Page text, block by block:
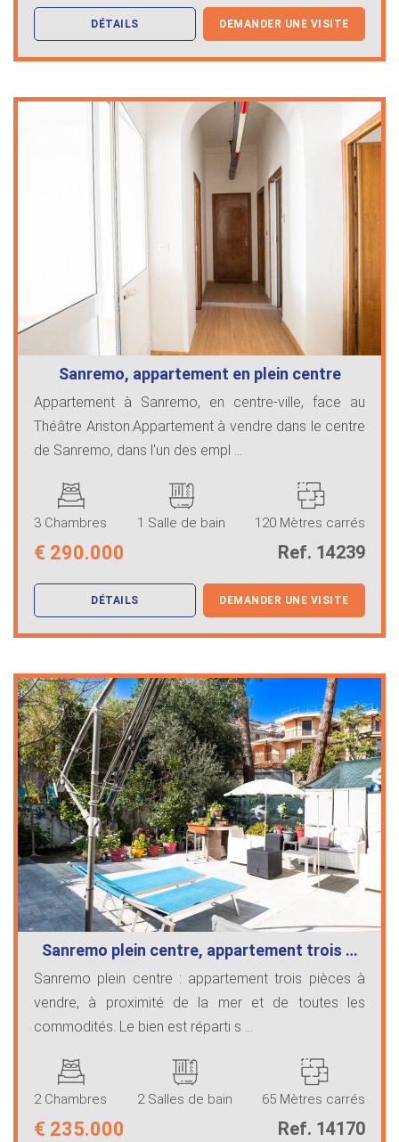
DÉTAILS DEMANDER UNE VISITE
Sanremo, appartement en plein centre
Appartement à Sanremo, en centre-ville, face au
Théâtre Ariston.Appartement à vendre dans le centre
de Sanremo, dans l'un des empl ...
3 Chambres 1 Salle de bain 120 Mètres carrés
€ 290.000 Ref. 14239
DÉTAILS DEMANDER UNE VISITE
Sanremo plein centre, appartement trois …
Sanremo plein centre : appartement trois pièces à
vendre, à proximité de la mer et de toutes les
commodités. Le bien est réparti s ...
2 Chambres 2 Salles de bain 65 Mètres carrés
€ 235.000 Ref. 14170